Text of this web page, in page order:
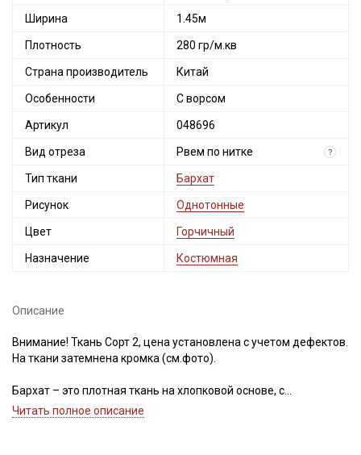
Ширина 1.45м
Плотность 280 гр/м.кв
Страна производитель Китай
Особенности С ворсом
Артикул 048696
Вид отреза Рвем по нитке ?
Тип ткани Бархат
Рисунок Однотонные
Цвет Горчичный
Назначение Костюмная
Описание
Внимание! Ткань Сорт 2, цена установлена с учетом дефектов.
На ткани затемнена кромка (см.фото).
Бархат – это плотная ткань на хлопковой основе, с
вертикальным ворсом с лицевой стороны и гладкий с
Читать полное описание